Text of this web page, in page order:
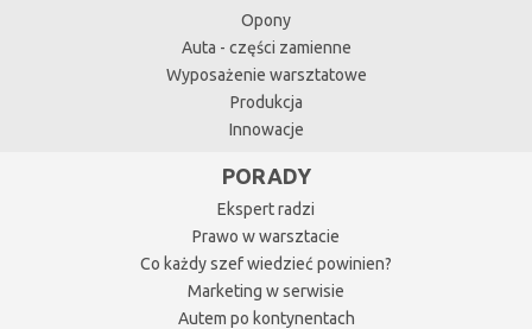
Opony
Auta - części zamienne
Wyposażenie warsztatowe
Produkcja
Innowacje
PORADY
Ekspert radzi
Prawo w warsztacie
Co każdy szef wiedzieć powinien?
Marketing w serwisie
Autem po kontynentach